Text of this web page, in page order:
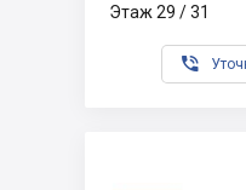
Этаж 29 / 31
